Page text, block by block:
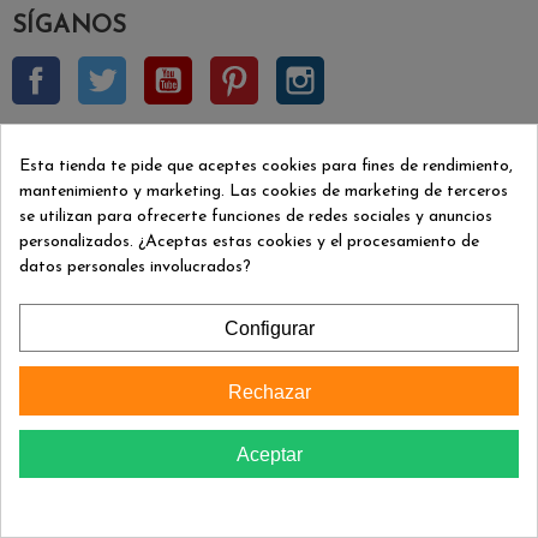
SÍGANOS
Facebook Twitter YouTube Pinterest
BOLETÍN INSCRIPCIÓN
Aceptar
nuestra información de contacto en el aviso legal.
INFORMACIÓN
FORMAS DE PAGO
Esta tienda te pide que aceptes cookies para fines de rendimiento,
mantenimiento y marketing. Las cookies de marketing de terceros
se utilizan para ofrecerte funciones de redes sociales y anuncios
personalizados. ¿Aceptas estas cookies y el procesamiento de
datos personales involucrados?
Configurar
Rechazar
Aceptar